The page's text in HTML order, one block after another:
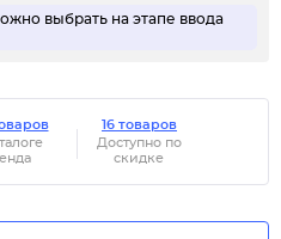
выбрать на этапе ввода
16 товаров
Доступно по
скидке